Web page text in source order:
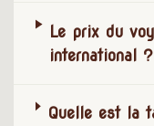
Le prix du
international ?
Quelle est la